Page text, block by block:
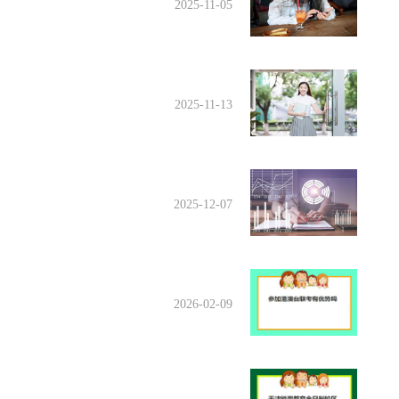
2025-11-05
2025-11-13
2025-12-07
2026-02-09